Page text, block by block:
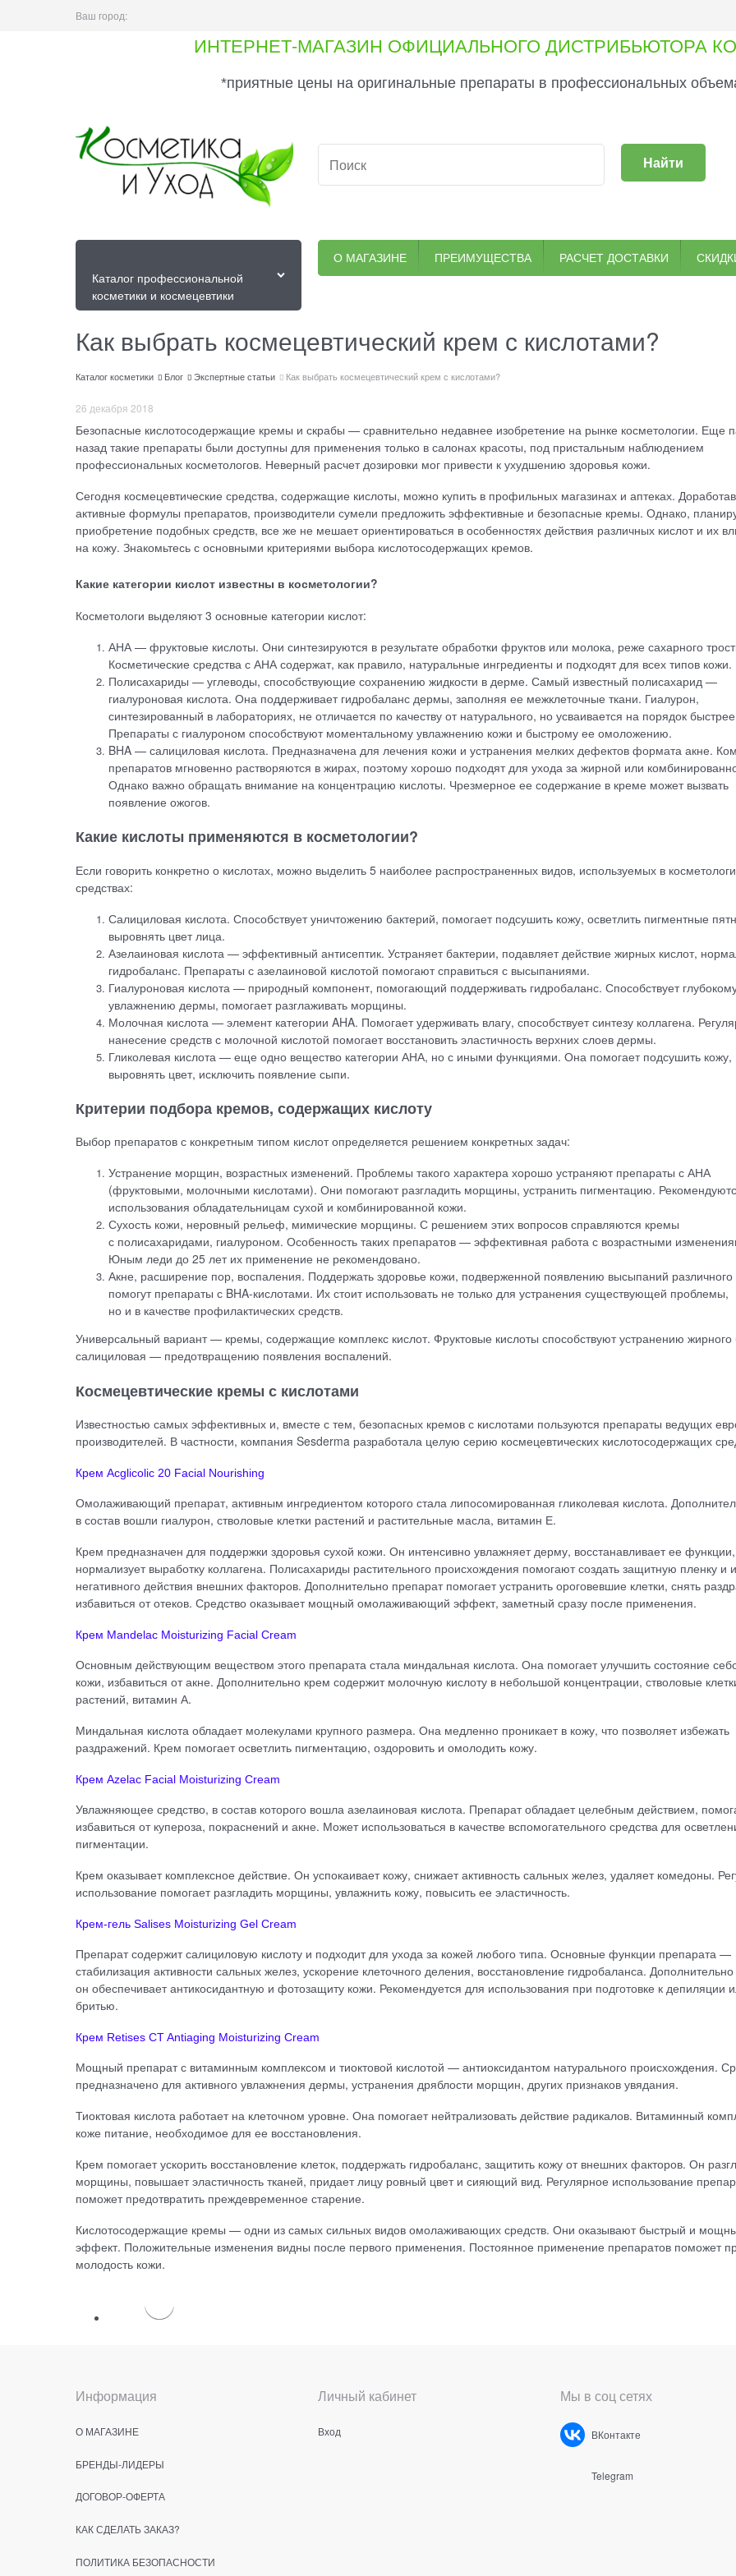
Ваш город:
ИНТЕРНЕТ-МАГАЗИН ОФИЦИАЛЬНОГО ДИСТРИБЬЮТОРА
*приятные цены на оригинальные препараты в профессиональных
Найти
Каталог профессиональной
косметики и космецевтики
О МАГАЗИНЕ ПРЕИМУЩЕСТВА РАСЧЕТ ДОСТАВКИ
Как выбрать космецевтический крем с кислотами?
Каталог косметики Блог Экспертные статьи Как выбрать космецевтический крем с кислотами?
26 декабря 2018
Безопасные кислотосодержащие кремы и скрабы — сравнительно недавнее изобретение на рынке косметологии. Еще
назад такие препараты были доступны для применения только в салонах красоты, под пристальным наблюдением
профессиональных косметологов. Неверный расчет дозировки мог привести к ухудшению здоровья кожи.
Сегодня космецевтические средства, содержащие кислоты, можно купить в профильных магазинах и аптеках. Доработав
активные формулы препаратов, производители сумели предложить эффективные и безопасные кремы. Однако,
приобретение подобных средств, все же не мешает ориентироваться в особенностях действия различных кислот и их
на кожу. Знакомьтесь с основными критериями выбора кислотосодержащих кремов.
Какие категории кислот известны в косметологии?
Косметологи выделяют 3 основные категории кислот:
АНА — фруктовые кислоты. Они синтезируются в результате обработки фруктов или молока, реже сахарного
Косметические средства с АНА содержат, как правило, натуральные ингредиенты и подходят для всех типов кожи.
Полисахариды — углеводы, способствующие сохранению жидкости в дерме. Самый известный полисахарид —
гиалуроновая кислота. Она поддерживает гидробаланс дермы, заполняя ее межклеточные ткани. Гиалурон,
синтезированный в лабораториях, не отличается по качеству от натурального, но усваивается на порядок
Препараты с гиалуроном способствуют моментальному увлажнению кожи и быстрому ее омоложению.
BHA — салициловая кислота. Предназначена для лечения кожи и устранения мелких дефектов формата акне.
препаратов мгновенно растворяются в жирах, поэтому хорошо подходят для ухода за жирной или
Однако важно обращать внимание на концентрацию кислоты. Чрезмерное ее содержание в креме может вызвать
появление ожогов.
Какие кислоты применяются в косметологии?
Если говорить конкретно о кислотах, можно выделить 5 наиболее распространенных видов, используемых в
средствах:
Салициловая кислота. Способствует уничтожению бактерий, помогает подсушить кожу, осветлить пигментные
выровнять цвет лица.
Азелаиновая кислота — эффективный антисептик. Устраняет бактерии, подавляет действие жирных кислот,
гидробаланс. Препараты с азелаиновой кислотой помогают справиться с высыпаниями.
Гиалуроновая кислота — природный компонент, помогающий поддерживать гидробаланс. Способствует
увлажнению дермы, помогает разглаживать морщины.
Молочная кислота — элемент категории AHA. Помогает удерживать влагу, способствует синтезу коллагена.
нанесение средств с молочной кислотой помогает восстановить эластичность верхних слоев дермы.
Гликолевая кислота — еще одно вещество категории АНА, но с иными функциями. Она помогает подсушить кожу,
выровнять цвет, исключить появление сыпи.
Критерии подбора кремов, содержащих кислоту
Выбор препаратов с конкретным типом кислот определяется решением конкретных задач:
Устранение морщин, возрастных изменений. Проблемы такого характера хорошо устраняют препараты с АНА
(фруктовыми, молочными кислотами). Они помогают разгладить морщины, устранить пигментацию.
использования обладательницам сухой и комбинированной кожи.
Сухость кожи, неровный рельеф, мимические морщины. С решением этих вопросов справляются кремы
с полисахаридами, гиалуроном. Особенность таких препаратов — эффективная работа с возрастными
Юным леди до 25 лет их применение не рекомендовано.
Акне, расширение пор, воспаления. Поддержать здоровье кожи, подверженной появлению высыпаний различного
помогут препараты с BHA-кислотами. Их стоит использовать не только для устранения существующей проблемы,
но и в качестве профилактических средств.
Универсальный вариант — кремы, содержащие комплекс кислот. Фруктовые кислоты способствуют устранению жирного
салициловая — предотвращению появления воспалений.
Космецевтические кремы с кислотами
Известностью самых эффективных и, вместе с тем, безопасных кремов с кислотами пользуются препараты ведущих
производителей. В частности, компания Sesderma разработала целую серию космецевтических кислотосодержащих
Крем Acglicolic 20 Facial Nourishing
Омолаживающий препарат, активным ингредиентом которого стала липосомированная гликолевая кислота.
в состав вошли гиалурон, стволовые клетки растений и растительные масла, витамин Е.
Крем предназначен для поддержки здоровья сухой кожи. Он интенсивно увлажняет дерму, восстанавливает ее функции,
нормализует выработку коллагена. Полисахариды растительного происхождения помогают создать защитную пленку и
негативного действия внешних факторов. Дополнительно препарат помогает устранить ороговевшие клетки, снять
избавиться от отеков. Средство оказывает мощный омолаживающий эффект, заметный сразу после применения.
Крем Mandelac Moisturizing Facial Cream
Основным действующим веществом этого препарата стала миндальная кислота. Она помогает улучшить состояние
кожи, избавиться от акне. Дополнительно крем содержит молочную кислоту в небольшой концентрации, стволовые
растений, витамин А.
Миндальная кислота обладает молекулами крупного размера. Она медленно проникает в кожу, что позволяет избежать
раздражений. Крем помогает осветлить пигментацию, оздоровить и омолодить кожу.
Крем Azelac Facial Moisturizing Cream
Увлажняющее средство, в состав которого вошла азелаиновая кислота. Препарат обладает целебным действием,
избавиться от купероза, покраснений и акне. Может использоваться в качестве вспомогательного средства для
пигментации.
Крем оказывает комплексное действие. Он успокаивает кожу, снижает активность сальных желез, удаляет комедоны.
использование помогает разгладить морщины, увлажнить кожу, повысить ее эластичность.
Крем-гель Salises Moisturizing Gel Cream
Препарат содержит салициловую кислоту и подходит для ухода за кожей любого типа. Основные функции препарата —
стабилизация активности сальных желез, ускорение клеточного деления, восстановление гидробаланса. Дополнительно
он обеспечивает антикосидантную и фотозащиту кожи. Рекомендуется для использования при подготовке к депиляции
бритью.
Крем Retises CT Antiaging Moisturizing Cream
Мощный препарат с витаминным комплексом и тиоктовой кислотой — антиоксидантом натурального происхождения.
предназначено для активного увлажнения дермы, устранения дряблости морщин, других признаков увядания.
Тиоктовая кислота работает на клеточном уровне. Она помогает нейтрализовать действие радикалов. Витаминный
коже питание, необходимое для ее восстановления.
Крем помогает ускорить восстановление клеток, поддержать гидробаланс, защитить кожу от внешних факторов. Он
морщины, повышает эластичность тканей, придает лицу ровный цвет и сияющий вид. Регулярное использование
поможет предотвратить преждевременное старение.
Кислотосодержащие кремы — одни из самых сильных видов омолаживающих средств. Они оказывают быстрый и
эффект. Положительные изменения видны после первого применения. Постоянное применение препаратов поможет
молодость кожи.
Информация
О МАГАЗИНЕ
БРЕНДЫ-ЛИДЕРЫ
ДОГОВОР-ОФЕРТА
КАК СДЕЛАТЬ ЗАКАЗ?
ПОЛИТИКА БЕЗОПАСНОСТИ
Личный кабинет
Вход
Мы в соц сетях
ВКонтакте
Telegram